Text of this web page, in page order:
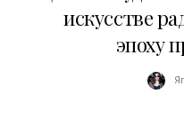
искусстве
эпоху